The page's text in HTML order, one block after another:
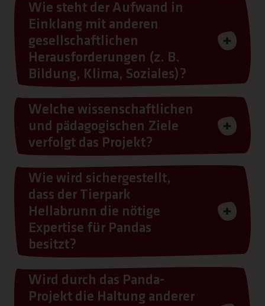
Wie steht der Aufwand in
Einklang mit anderen
gesellschaftlichen
Herausforderungen (z. B.
Bildung, Klima, Soziales)?
Welche wissenschaftlichen
und pädagogischen Ziele
verfolgt das Projekt?
Wie wird sichergestellt,
dass der Tierpark
Hellabrunn die nötige
Expertise für Pandas
besitzt?
Wird durch das Panda-
Projekt die Haltung anderer